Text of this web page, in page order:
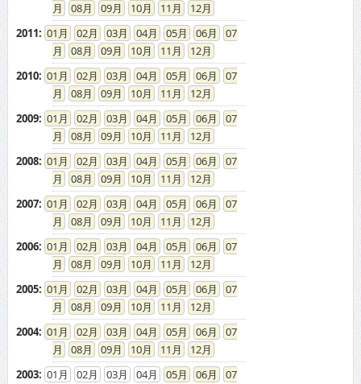
08
09 10 11
12
2011: 01 02 03 04 05 06
07
08
09 10 11
12
2010: 01 02 03 04 05 06
07
08
09 10 11
12
2009: 01 02 03 04 05 06
07
08
09 10 11
12
2008: 01 02 03 04 05 06
07
08
09 10 11
12
2007: 01 02 03 04 05 06
07
08
09 10 11
12
2006: 01 02 03 04 05 06
07
08
09 10 11
12
2005: 01 02 03 04 05 06
07
08
09 10 11
12
2004: 01 02 03 04 05 06
07
08
09 10 11
12
2003: 01 02 03 04 05 06
07